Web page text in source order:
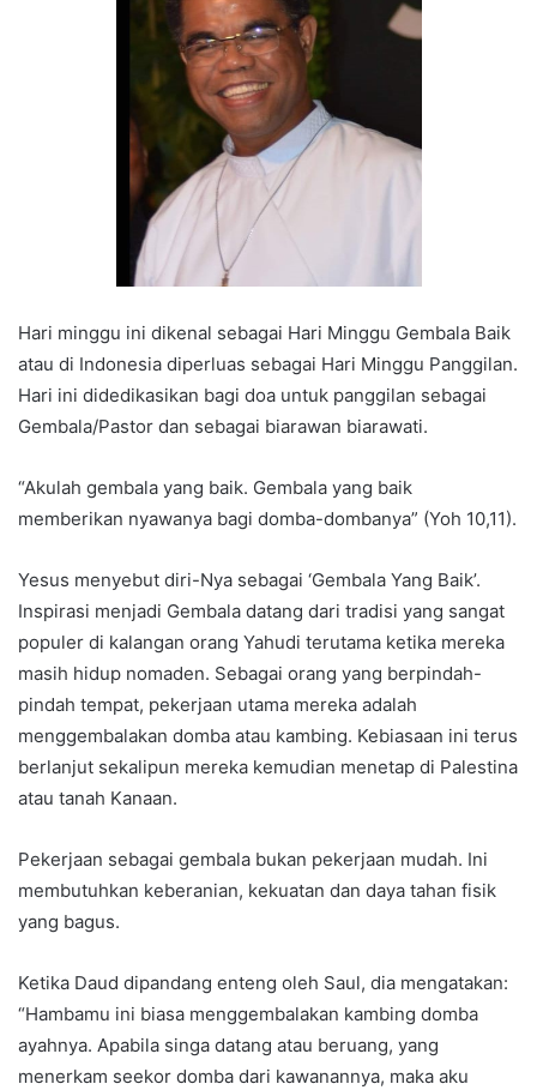
Hari minggu ini dikenal sebagai Hari Minggu Gembala Baik
atau di Indonesia diperluas sebagai Hari Minggu Panggilan.
Hari ini didedikasikan bagi doa untuk panggilan sebagai
Gembala/Pastor dan sebagai biarawan biarawati.
“Akulah gembala yang baik. Gembala yang baik
memberikan nyawanya bagi domba-dombanya” (Yoh 10,11).
Yesus menyebut diri-Nya sebagai ‘Gembala Yang Baik’.
Inspirasi menjadi Gembala datang dari tradisi yang sangat
populer di kalangan orang Yahudi terutama ketika mereka
masih hidup nomaden. Sebagai orang yang berpindah-
pindah tempat, pekerjaan utama mereka adalah
menggembalakan domba atau kambing. Kebiasaan ini terus
berlanjut sekalipun mereka kemudian menetap di Palestina
atau tanah Kanaan.
Pekerjaan sebagai gembala bukan pekerjaan mudah. Ini
membutuhkan keberanian, kekuatan dan daya tahan fisik
yang bagus.
Ketika Daud dipandang enteng oleh Saul, dia mengatakan:
“Hambamu ini biasa menggembalakan kambing domba
ayahnya. Apabila singa datang atau beruang, yang
menerkam seekor domba dari kawanannya, maka aku